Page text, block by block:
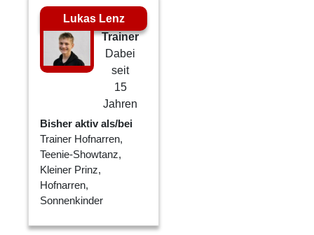
Lukas Lenz
Trainer
Dabei
seit
15
Jahren
Bisher aktiv als/bei
Trainer Hofnarren,
Teenie-Showtanz,
Kleiner Prinz,
Hofnarren,
Sonnenkinder